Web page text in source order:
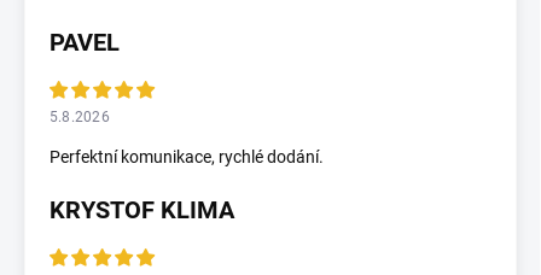
PAVEL
5.8.2026
Perfektní komunikace, rychlé dodání.
KRYSTOF KLIMA